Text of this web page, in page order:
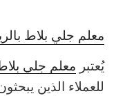
معلم جلي بلاط
يُعتبر معلم جلي
للعملاء الذين